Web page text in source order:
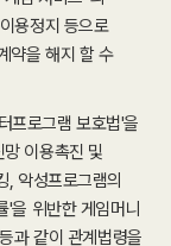
용정지 등으로
약을 해지 할 수
프로그램 보호법'을
이용촉진 및
악성프로그램의
'을 위반한 게임머니
과 같이 관계법령을